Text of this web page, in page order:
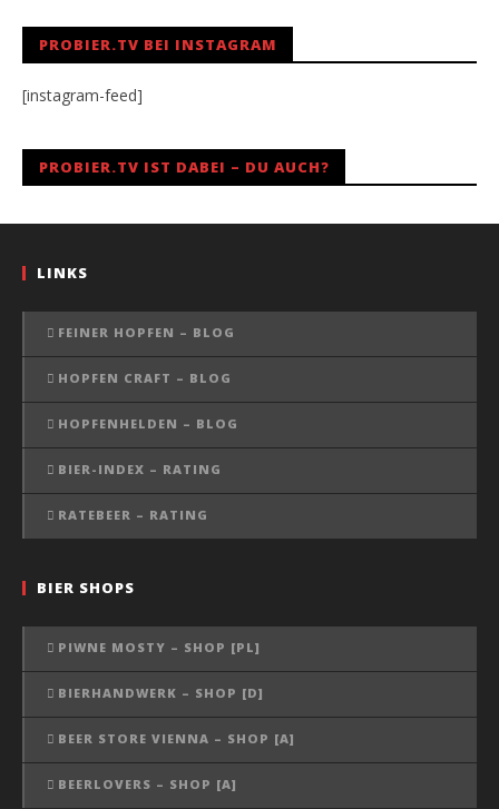
PROBIER.TV BEI INSTAGRAM
[instagram-feed]
PROBIER.TV IST DABEI – DU AUCH?
LINKS
FEINER HOPFEN – BLOG
HOPFEN CRAFT – BLOG
HOPFENHELDEN – BLOG
BIER-INDEX – RATING
RATEBEER – RATING
BIER SHOPS
PIWNE MOSTY – SHOP [PL]
BIERHANDWERK – SHOP [D]
BEER STORE VIENNA – SHOP [A]
BEERLOVERS – SHOP [A]